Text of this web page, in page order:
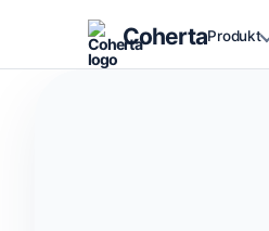
CohertaProdukt